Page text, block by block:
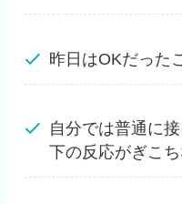
昨日はOKだった
自分では普通に
下の反応がぎこ